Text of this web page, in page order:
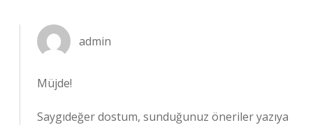
admin
Müjde!
Saygıdeğer dostum, sunduğunuz öneriler yazıya